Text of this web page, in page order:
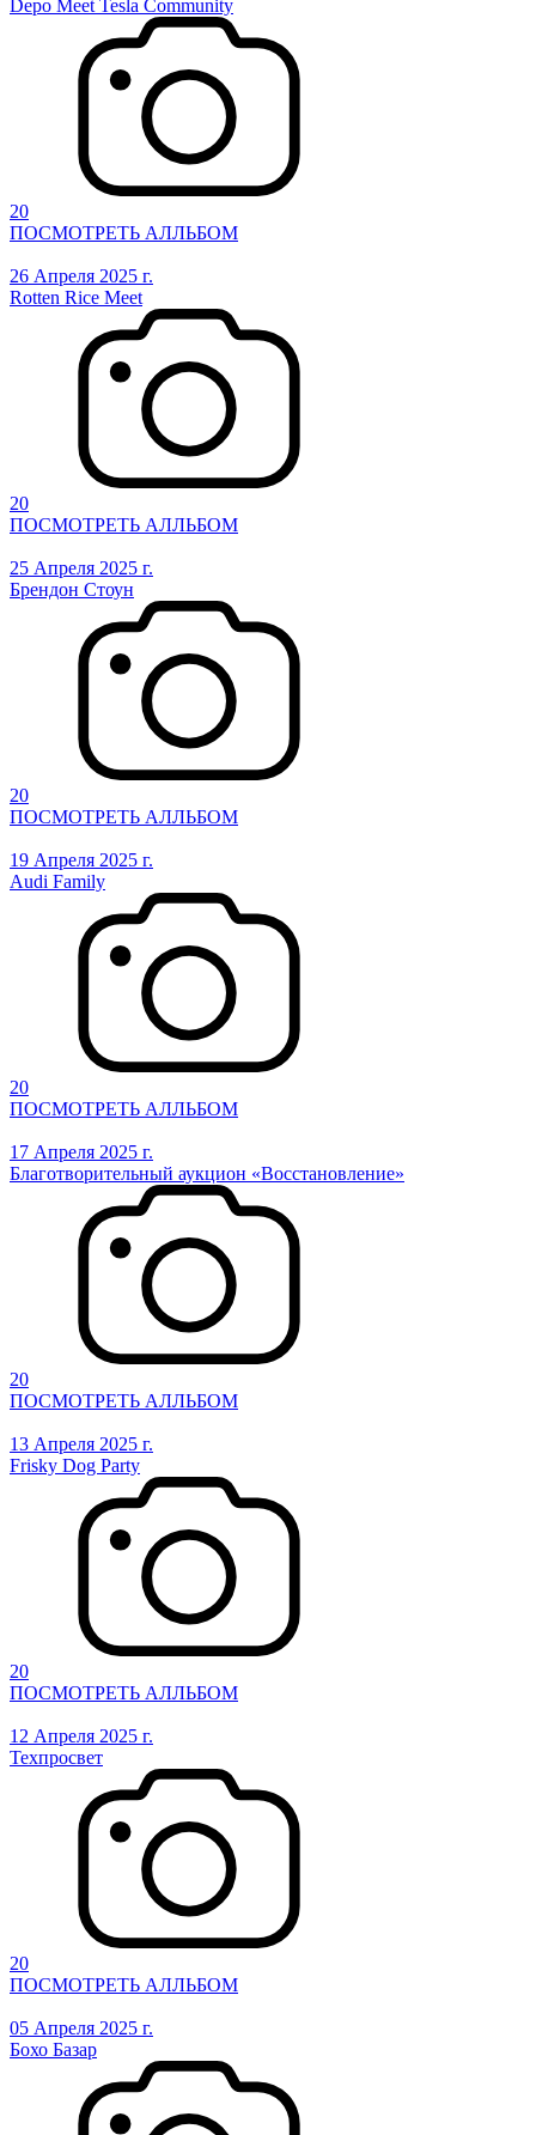
Depo Meet Tesla Community
20
ПОСМОТРЕТЬ АЛЛЬБОМ
26 Апреля 2025 г.
Rotten Rice Meet
20
ПОСМОТРЕТЬ АЛЛЬБОМ
25 Апреля 2025 г.
Брендон Стоун
20
ПОСМОТРЕТЬ АЛЛЬБОМ
19 Апреля 2025 г.
Audi Family
20
ПОСМОТРЕТЬ АЛЛЬБОМ
17 Апреля 2025 г.
Благотворительный аукцион «Восстановление»
20
ПОСМОТРЕТЬ АЛЛЬБОМ
13 Апреля 2025 г.
Frisky Dog Party
20
ПОСМОТРЕТЬ АЛЛЬБОМ
12 Апреля 2025 г.
Техпросвет
20
ПОСМОТРЕТЬ АЛЛЬБОМ
05 Апреля 2025 г.
Бохо Базар